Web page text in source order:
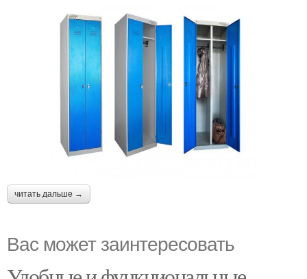
читать дальше →
Вас может заинтересовать